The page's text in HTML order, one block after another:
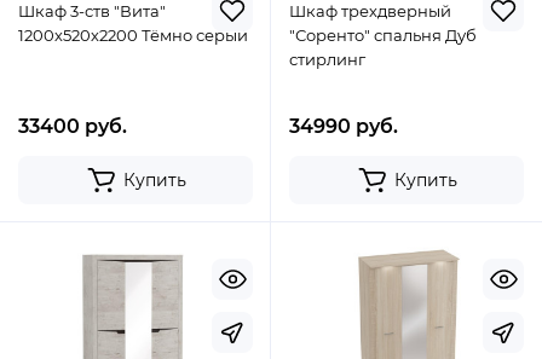
Шкаф 3-ств "Вита"
1200х520х2200 Тёмно серый
33400 руб.
Купить
Шкаф трехдверный
"Соренто" спальня Дуб
стирлинг
34990 руб.
Купить